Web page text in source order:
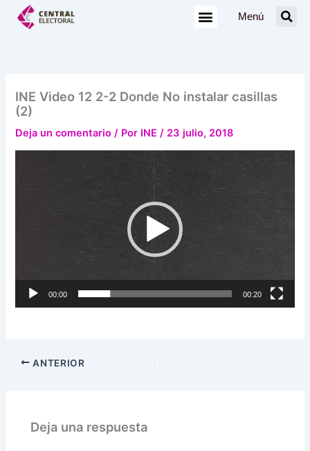
Menú
INE Video 12 2-2 Donde No instalar casillas
(2)
Deja un comentario / Por INE/ 23 julio, 2018
de
vídeo
00:00 00:20
ANTERIOR
Deja una respuesta